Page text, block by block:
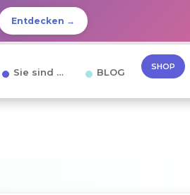
Entdecken →
Sie sind … BLOG SHOP